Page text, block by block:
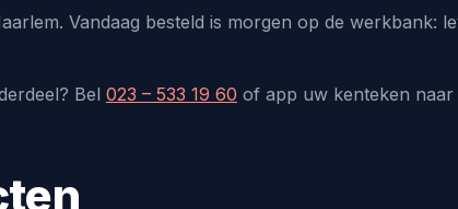
Vandaag besteld is morgen op de werkbank:
Bel 023 – 533 19 60 of app uw kenteken naar